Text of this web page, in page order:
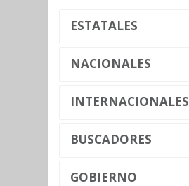
ESTATALES
NACIONALES
INTERNACIONALES
BUSCADORES
GOBIERNO